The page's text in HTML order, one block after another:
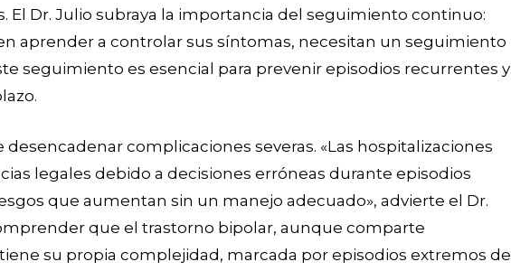
El Dr. Julio subraya la importancia del seguimiento continuo:
aprender a controlar sus síntomas, necesitan un seguimiento
seguimiento es esencial para prevenir episodios recurrentes y
complicaciones severas. «Las hospitalizaciones
legales debido a decisiones erróneas durante episodios
que aumentan sin un manejo adecuado», advierte el Dr.
que el trastorno bipolar, aunque comparte
su propia complejidad, marcada por episodios extremos de